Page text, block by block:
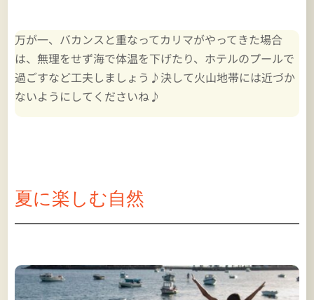
万が一、バカンスと重なってカリマがやってきた場合
は、無理をせず海で体温を下げたり、ホテルのプールで
過ごすなど工夫しましょう♪決して火山地帯には近づか
ないようにしてくださいね♪
夏に楽しむ自然